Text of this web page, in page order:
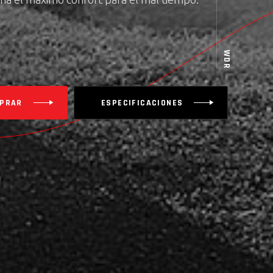
WDR
ESPECIFICACIONES